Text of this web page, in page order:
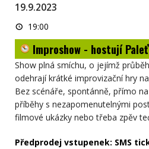
19.9.2023
Improshow
-
hostují
Paleťáci
19:00
Improshow - hostují
Show plná smíchu, o jejímž
odehrají krátké improvizační hry
Bez scénáře, spontánně, přímo
příběhy s nezapomenutelnými
filmové ukázky nebo třeba zpěv
Předprodej vstupenek: SMS